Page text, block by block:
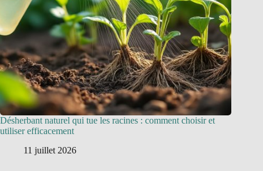
Désherbant naturel qui tue les racines : comment choisir et
utiliser efficacement
11 juillet 2026